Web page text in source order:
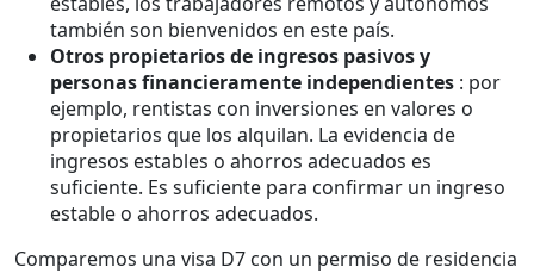
también son bienvenidos en este país.
Otros propietarios de ingresos pasivos y
personas financieramente independientes : por
ejemplo, rentistas con inversiones en valores o
propietarios que los alquilan. La evidencia de
ingresos estables o ahorros adecuados es
suficiente. Es suficiente para confirmar un ingreso
estable o ahorros adecuados.
Comparemos una visa D7 con un permiso de residencia